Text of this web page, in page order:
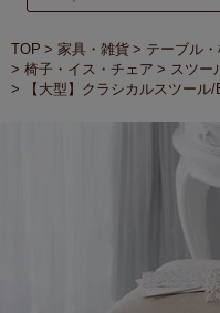
TOP 家具・雑貨 テーブル
椅子・イス・チェア
スツー
【大型】クラシカルスツー